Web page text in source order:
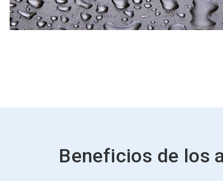
Beneficios de los